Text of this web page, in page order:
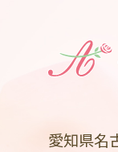
愛知県名